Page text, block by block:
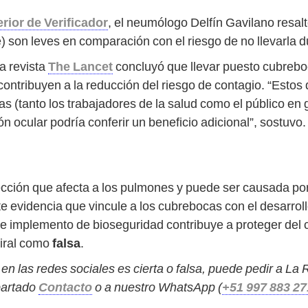
de Verificador, el neumólogo Delfín Gavilano
son leves en comparación con el riesgo de no llevarla
revista The Lancetconcluyó que llevar puesto
a la reducción del riesgo de contagio.
(tanto los trabajadores de la salud como el público en
ocular podría conferir un beneficio adicional”, sostuvo.
que afecta a los pulmones y puede ser causada
evidencia que vincule a los cubrebocas con el
implemento de bioseguridad contribuye a proteger del
comofalsa.
las redes sociales es cierta o falsa, puede pedir a La
Contactoo a nuestro WhatsApp (+51 997 883